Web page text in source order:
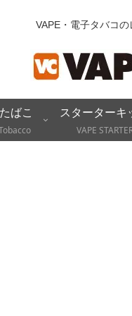
VAPE・電子タバコ
ばこ
スターターキ
VAPE